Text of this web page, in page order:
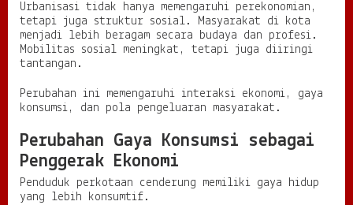
Urbanisasi tidak hanya memengaruhi perekonomian,
tetapi juga struktur sosial. Masyarakat di kota
menjadi lebih beragam secara budaya dan profesi.
Mobilitas sosial meningkat, tetapi juga diiringi
tantangan.
Perubahan ini memengaruhi interaksi ekonomi, gaya
konsumsi, dan pola pengeluaran masyarakat.
Perubahan Gaya Konsumsi sebagai
Penggerak Ekonomi
Penduduk perkotaan cenderung memiliki gaya hidup
yang lebih konsumtif.